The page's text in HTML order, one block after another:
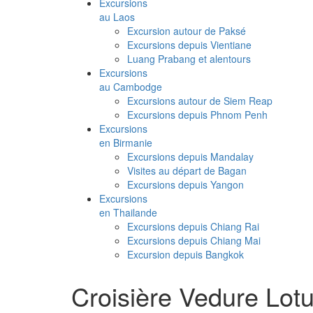
au Laos
Excursion autour de Paksé
Excursions depuis Vientiane
Luang Prabang et alentours
Excursions
au Cambodge
Excursions autour de Siem Reap
Excursions depuis Phnom Penh
Excursions
en Birmanie
Excursions depuis Mandalay
Visites au départ de Bagan
Excursions depuis Yangon
Excursions
en Thailande
Excursions depuis Chiang Rai
Excursions depuis Chiang Mai
Excursion depuis Bangkok
Croisière Vedure